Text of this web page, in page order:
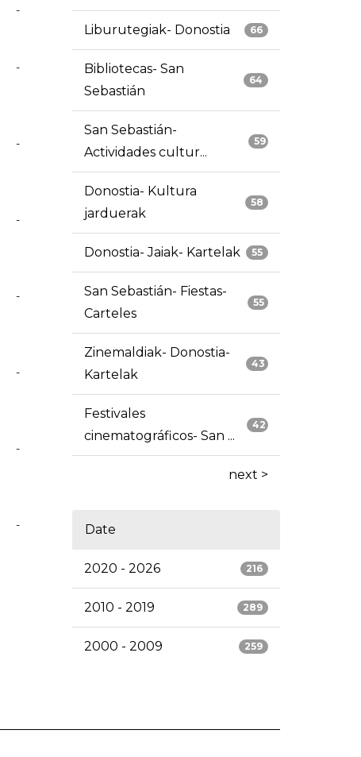
-
-
-
-
-
-
-
-
66
Liburutegiak- Donostia
64
Bibliotecas- San
Sebastián
59
San Sebastián-
Actividades cultur...
58
Donostia- Kultura
jarduerak
55
Donostia- Jaiak- Kartelak
55
San Sebastián- Fiestas-
Carteles
43
Zinemaldiak- Donostia-
Kartelak
42
Festivales
cinematográficos- San ...
next >
Date
216
2020 - 2026
289
2010 - 2019
259
2000 - 2009